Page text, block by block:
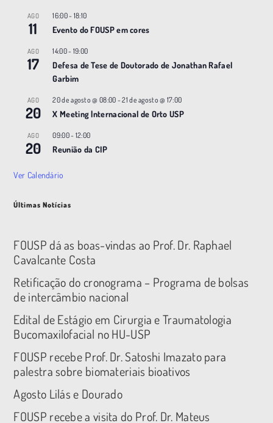
AGO
11
16:00- 18:10
Evento do FOUSP em cores
AGO
17
14:00- 19:00
Defesa de Tese de Doutorado de Jonathan Rafael
Garbim
AGO
20
20 de agosto @ 08:00 -21 de agosto @ 17:00
X Meeting |nternacional de Orto USP
AGO
20
09:00- 12:00
Reunião da CIP
Ver Calendário
Últimas Notícias
FOUSP dá as boas-vindas ao Prof. Dr. Raphael
Cavalcante Costa
Retificação do cronograma – Programa de bolsas
de intercâmbio nacional
Edital de Estágio em Cirurgia e Traumatologia
Bucomaxilofacial no HU-USP
FOUSP recebe Prof. Dr. Satoshi Imazato para
palestra sobre biomateriais bioativos
Agosto Lilás e Dourado
FOUSP recebe a visita do Prof. Dr. Mateus